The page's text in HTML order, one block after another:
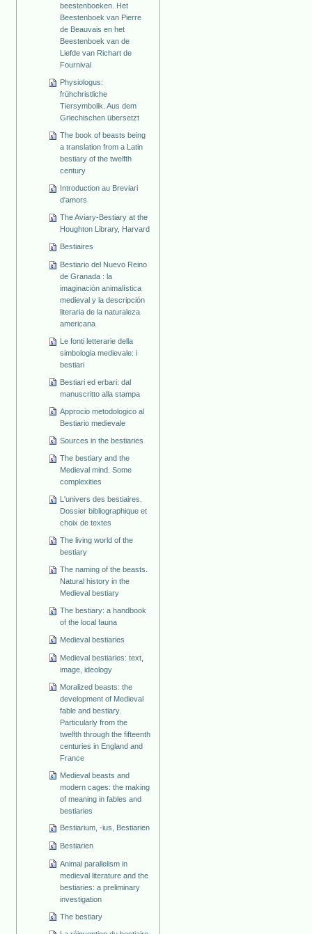
beestenboeken. Het
Beestenboek van Pierre
de Beauvais en het
Beestenboek van de
Liefde van Richart de
Fournival
Physiologus:
frühchristliche
Tiersymbolik. Aus dem
Griechischen übersetzt
The book of beasts being
a translation from a Latin
bestiary of the twelfth
century
Introduction au Breviari
d'amors
The Aviary-Bestiary at the
Houghton Library, Harvard
Bestiaires
Bestiario del Nuevo Reino
de Granada : la
imaginación animalística
medieval y la descripción
literaria de la naturaleza
americana
Le fonti letterarie della
simbologia medievale: i
bestiari
Bestiari ed erbari: dal
manuscritto alla stampa
Approcio metodologico al
Bestiario medievale
Sources in the bestiaries
The bestiary and the
Medieval mind. Some
complexities
L'univers des bestiaires.
Dossier bibliographique et
choix de textes
The living world of the
bestiary
The naming of the beasts.
Natural history in the
Medieval bestiary
The bestiary: a handbook
of the local fauna
Medieval bestiaries
Medieval bestiaries: text,
image, ideology
Moralized beasts: the
development of Medieval
fable and bestiary.
Particularly from the
twelfth through the fifteenth
centuries in England and
France
Medieval beasts and
modern cages: the making
of meaning in fables and
bestiaries
Bestiarium, -ius, Bestiarien
Bestiarien
Animal parallelism in
medieval literature and the
bestiaries: a preliminary
investigation
The bestiary